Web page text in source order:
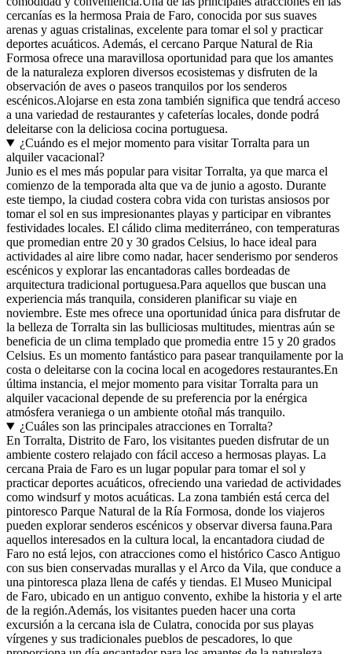
cercanías es la hermosa Praia de Faro, conocida por sus suaves
arenas y aguas cristalinas, excelente para tomar el sol y practicar
deportes acuáticos. Además, el cercano Parque Natural de Ria
Formosa ofrece una maravillosa oportunidad para que los amantes
de la naturaleza exploren diversos ecosistemas y disfruten de la
observación de aves o paseos tranquilos por los senderos
escénicos.Alojarse en esta zona también significa que tendrá acceso
a una variedad de restaurantes y cafeterías locales, donde podrá
deleitarse con la deliciosa cocina portuguesa.
¿Cuándo es el mejor momento para visitar Torralta para un
alquiler vacacional?
Junio es el mes más popular para visitar Torralta, ya que marca el
comienzo de la temporada alta que va de junio a agosto. Durante
este tiempo, la ciudad costera cobra vida con turistas ansiosos por
tomar el sol en sus impresionantes playas y participar en vibrantes
festividades locales. El cálido clima mediterráneo, con temperaturas
que promedian entre 20 y 30 grados Celsius, lo hace ideal para
actividades al aire libre como nadar, hacer senderismo por senderos
escénicos y explorar las encantadoras calles bordeadas de
arquitectura tradicional portuguesa.Para aquellos que buscan una
experiencia más tranquila, consideren planificar su viaje en
noviembre. Este mes ofrece una oportunidad única para disfrutar de
la belleza de Torralta sin las bulliciosas multitudes, mientras aún se
beneficia de un clima templado que promedia entre 15 y 20 grados
Celsius. Es un momento fantástico para pasear tranquilamente por la
costa o deleitarse con la cocina local en acogedores restaurantes.En
última instancia, el mejor momento para visitar Torralta para un
alquiler vacacional depende de su preferencia por la enérgica
atmósfera veraniega o un ambiente otoñal más tranquilo.
¿Cuáles son las principales atracciones en Torralta?
En Torralta, Distrito de Faro, los visitantes pueden disfrutar de un
ambiente costero relajado con fácil acceso a hermosas playas. La
cercana Praia de Faro es un lugar popular para tomar el sol y
practicar deportes acuáticos, ofreciendo una variedad de actividades
como windsurf y motos acuáticas. La zona también está cerca del
pintoresco Parque Natural de la Ría Formosa, donde los viajeros
pueden explorar senderos escénicos y observar diversa fauna.Para
aquellos interesados en la cultura local, la encantadora ciudad de
Faro no está lejos, con atracciones como el histórico Casco Antiguo
con sus bien conservadas murallas y el Arco da Vila, que conduce a
una pintoresca plaza llena de cafés y tiendas. El Museo Municipal
de Faro, ubicado en un antiguo convento, exhibe la historia y el arte
de la región.Además, los visitantes pueden hacer una corta
excursión a la cercana isla de Culatra, conocida por sus playas
vírgenes y sus tradicionales pueblos de pescadores, lo que